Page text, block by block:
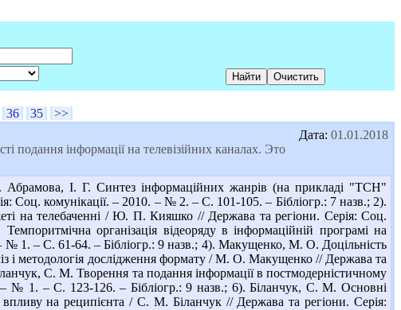
36 35
>>
Дата: 01.01.2018
інформації на телевізійних каналах. Это
І. Г. Синтез інформаційних жанрів (на прикладі "ТСН"
Соц. комунікації. – 2010. – № 2. – С. 101-105. – Бібліогр.: 7 назв.; 2).
на телебаченні / Ю. П. Кияшко // Держава та регіони. Серія: Соц.
організація відеоряду в інформаційній програмі на
1. – С. 61-64. – Бібліогр.: 9 назв.; 4). Макущенко, М. О. Доцільність
і методологія дослідження формату / М. О. Макущенко // Держава та
С. М. Творення та подання інформації в постмодерністичному
№ 1. – С. 123-126. – Бібліогр.: 9 назв.; 6). Біланчук, С. М. Основні
впливу на реципієнта / С. М. Біланчук // Держава та регіони. Серія: